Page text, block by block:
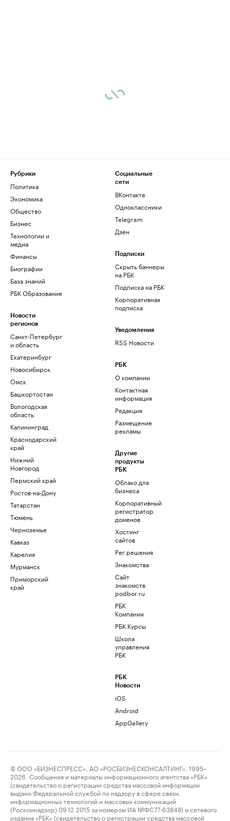
Рубрики
Политика
Экономика
Общество
Бизнес
Технологии и
медиа
Финансы
Биографии
База знаний
РБК Образование
Новости
регионов
Санкт-Петербург
и область
Екатеринбург
Новосибирск
Омск
Башкортостан
Вологодская
область
Калининград
Краснодарский
край
Нижний
Новгород
Пермский край
Ростов-на-Дону
Татарстан
Тюмень
Черноземье
Кавказ
Карелия
Мурманск
Приморский
край
Социальные
сети
ВКонтакте
Одноклассники
Telegram
Дзен
Подписки
Скрыть баннеры
на РБК
Подписка на РБК
Корпоративная
подписка
Уведомления
RSS Новости
РБК
О компании
Контактная
информация
Редакция
Размещение
рекламы
Другие
продукты
РБК
Облако для
бизнеса
Корпоративный
регистратор
доменов
Хостинг
сайтов
Рег.решения
Знакомства
Сайт
знакомств
podbor.ru
РБК
Компании
РБК Курсы
Школа
управления
РБК
РБК
Новости
iOS
Android
AppGallery
© ООО «БИЗНЕСПРЕСС», АО «РОСБИЗНЕСКОНСАЛТИНГ», 1995–
2026. Сообщения и материалы информационного агентства «РБК»
(свидетельство о регистрации средства массовой информации
выдано Федеральной службой по надзору в сфере связи,
информационных технологий и массовых коммуникаций
(Роскомнадзор) 09.12.2015 за номером ИА №ФС77-63848) и сетевого
издания «РБК» (свидетельство о регистрации средства массовой